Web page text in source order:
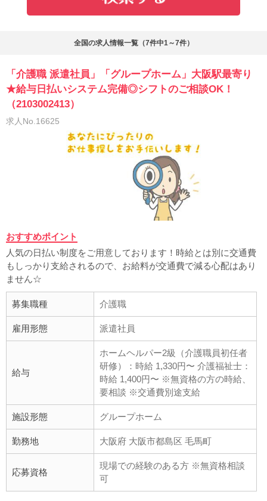
全国の求人情報一覧（7件中1～7件）
「介護職 派遣社員」「グループホーム」大阪駅最寄り
★給与日払いシステム完備◎シフトのご相談OK！
（2103002413）
求人No.16625
おすすめポイント
人気の日払い制度をご用意しております！時給とは別に交通費
もしっかり支給されるので、お給料が交通費で減る心配はあり
ません☆
募集職種 介護職
雇用形態 派遣社員
給与
ホームヘルパー2級（介護職員初任者
研修）：時給 1,330円〜 介護福祉士：
時給 1,400円〜 ※無資格の方の時給、
要相談 ※交通費別途支給
施設形態 グループホーム
勤務地 大阪府 大阪市都島区 毛馬町
応募資格
現場での経験のある方 ※無資格相談
可